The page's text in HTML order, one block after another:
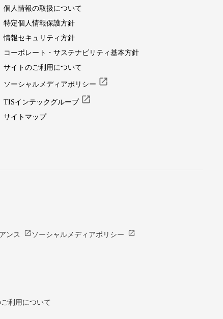
個人情報の取扱について
特定個人情報保護方針
情報セキュリティ方針
コーポレート・サステナビリティ基本方針
サイトのご利用について
ソーシャルメディアポリシー open_in_new
TISインテックグループ open_in_new
サイトマップ
ンス open_in_new ソーシャルメディアポリシー open_in_new
利用について